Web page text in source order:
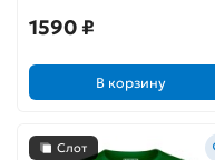
1590 ₽
В корзину
Слот